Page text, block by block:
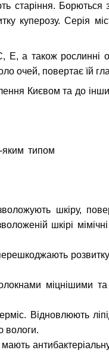
старіння. Борються
куперозу. Серія
E, а також рослинні
очей, повертає їй
Києвом та до
яким типом
шкіру,
шкірі
міцнішими
Відновлюють
вологи.